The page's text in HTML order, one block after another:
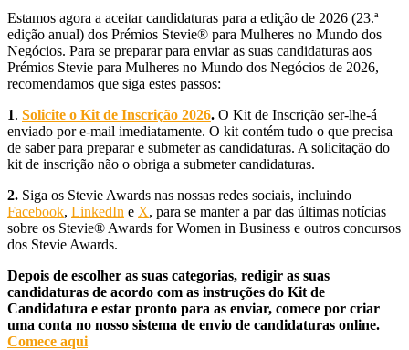
Estamos agora a aceitar candidaturas para a edição de 2026 (23.ª
edição anual) dos Prémios Stevie® para Mulheres no Mundo dos
Negócios. Para se preparar para enviar as suas candidaturas aos
Prémios Stevie para Mulheres no Mundo dos Negócios de 2026,
recomendamos que siga estes passos:
1. Solicite o Kit de Inscrição 2026. O Kit de Inscrição ser-lhe-á
enviado por e-mail imediatamente. O kit contém tudo o que precisa
de saber para preparar e submeter as candidaturas. A solicitação do
kit de inscrição não o obriga a submeter candidaturas.
2. Siga os Stevie Awards nas nossas redes sociais, incluindo
Facebook, LinkedIn e X, para se manter a par das últimas notícias
sobre os Stevie® Awards for Women in Business e outros concursos
dos Stevie Awards.
Depois de escolher as suas categorias, redigir as suas
candidaturas de acordo com as instruções do Kit de
Candidatura e estar pronto para as enviar, comece por criar
uma conta no nosso sistema de envio de candidaturas online.
Comece aqui